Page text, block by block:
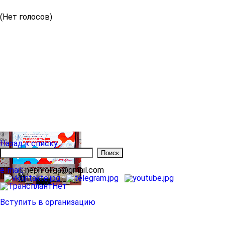
(Нет голосов)
Назад к списку
e-mail:nephroliga@gmail.com
Вступить в организацию